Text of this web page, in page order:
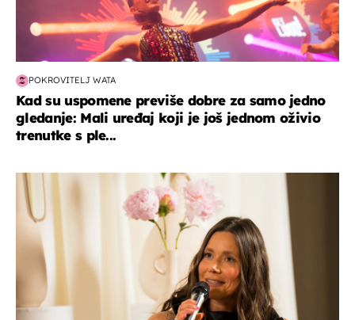
POKROVITELJ WATA
Kad su uspomene previše dobre za samo jedno
gledanje: Mali uređaj koji je još jednom oživio
trenutke s ple...
moda & ljepota